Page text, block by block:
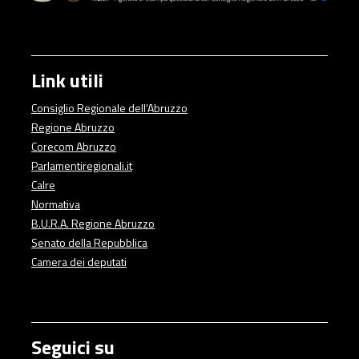
Link utili
Consiglio Regionale dell'Abruzzo
Regione Abruzzo
Corecom Abruzzo
Parlamentiregionali.it
Calre
Normativa
B.U.R.A. Regione Abruzzo
Senato della Repubblica
Camera dei deputati
Seguici su